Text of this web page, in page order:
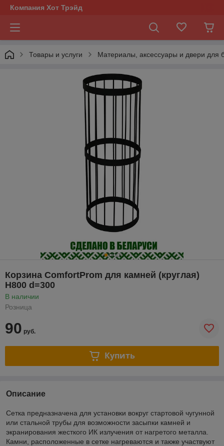
Компания Хот Трэйд
Товары и услуги Материалы, аксессуары и двери для
Корзина ComfortProm для камней (круглая)
Н800 d=300
В наличии
Розница
90 руб.
Купить
Описание
Сетка предназначена для установки вокруг стартовой чугунной
или стальной трубы для возможности засыпки камней и
экранирования жесткого ИК излучения от нагретого металла.
Камни, расположенные в сетке нагреваются и также участвуют